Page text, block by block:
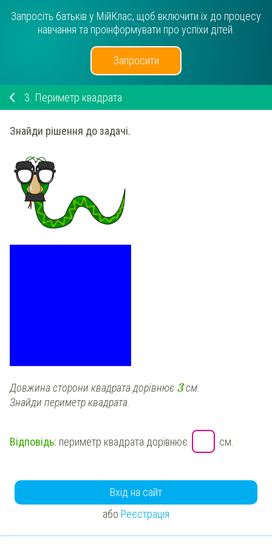
Запросіть батьків у МійКлас, щоб включити їх до процесу
навчання та проінформувати про успіхи дітей.
Запросити
3. Периметр квадрата
Знайди рішення до задачі.
Довжина сторони квадрата дорівнює 3см.
Знайди периметр квадрата.
Відповідь: периметр квадрата дорівнює см
Вхід на сайт
або Реєстрація